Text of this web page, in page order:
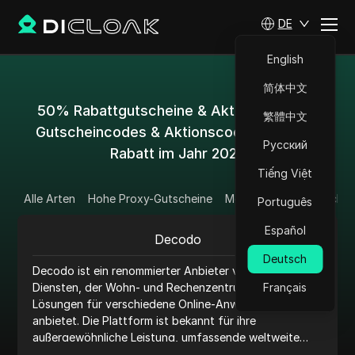
DE
English
简体中文
繁體中文
Русский
Tiếng Việt
Português
Español
Deutsch
Français
50% Rabattgutscheine & Aktionscodes &
Gutscheincodes & Aktionscodes mit 50%
Rabatt im Jahr 2025
Alle Arten Hohe Proxy-Gutscheine Meine privaten
Decodo
Decodo ist ein renommierter Anbieter von Proxy-
Diensten, der Wohn- und Rechenzentrums-Proxy-
Lösungen für verschiedene Online-Anwendungen
anbietet. Die Plattform ist bekannt für ihre
außergewöhnliche Leistung, umfassende weltweite